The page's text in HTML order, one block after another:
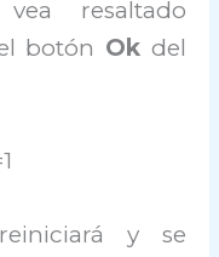
resaltado
botón Ok del
y se